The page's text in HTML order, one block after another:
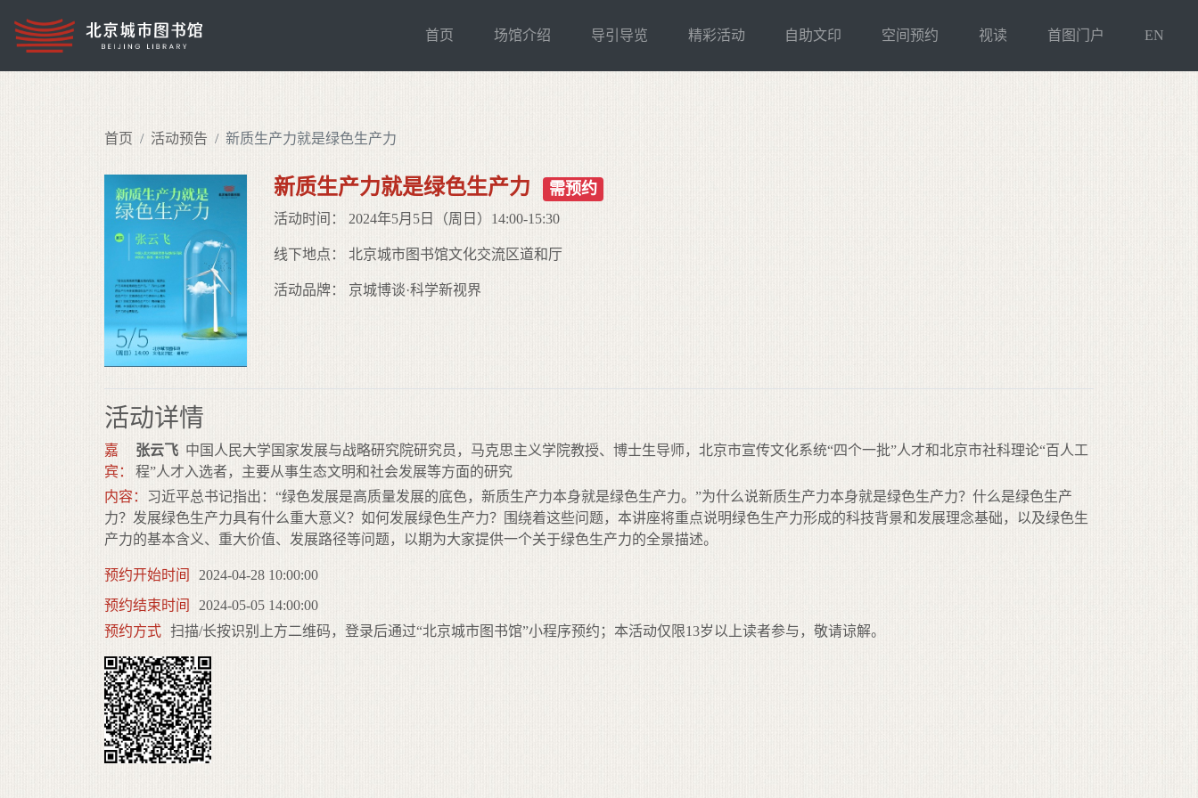
首页 场馆介绍 导引导览 精彩活动 自助文印 空间预约 视读 首图门户 EN
首页 活动预告 新质生产力就是绿色生产力
新质生产力就是绿色生产力 需预约
活动时间： 2024年5月5日（周日）14:00-15:30
线下地点： 北京城市图书馆文化交流区道和厅
活动品牌： 京城博谈·科学新视界
活动详情
嘉
宾：
张云飞中国人民大学国家发展与战略研究院研究员，马克思主义学院教授、博士生导师，北京市宣传文化系统“四个一批”人才和北京市社科理论“百人工
程”人才入选者，主要从事生态文明和社会发展等方面的研究
内容： 习近平总书记指出：“绿色发展是高质量发展的底色，新质生产力本身就是绿色生产力。”为什么说新质生产力本身就是绿色生产力？什么是绿色生产
力？发展绿色生产力具有什么重大意义？如何发展绿色生产力？围绕着这些问题，本讲座将重点说明绿色生产力形成的科技背景和发展理念基础，以及绿色生
产力的基本含义、重大价值、发展路径等问题，以期为大家提供一个关于绿色生产力的全景描述。
预约开始时间
2024-04-28 10:00:00
预约结束时间
2024-05-05 14:00:00
预约方式 扫描/长按识别上方二维码，登录后通过“北京城市图书馆”小程序预约；本活动仅限13岁以上读者参与，敬请谅解。